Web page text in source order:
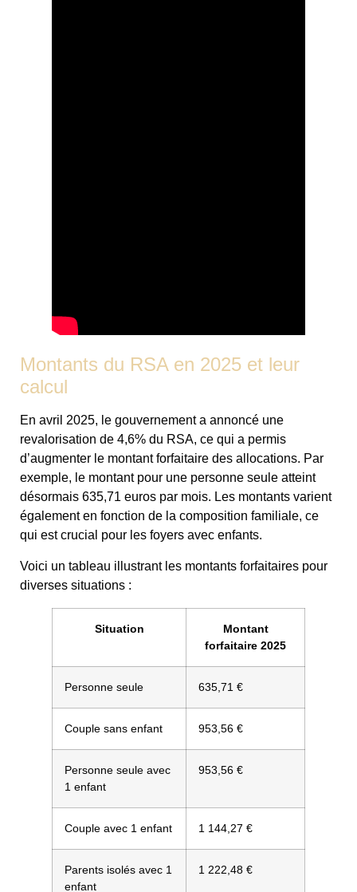
Montants du RSA en 2025 et leur
calcul
En avril 2025, le gouvernement a annoncé une
revalorisation de 4,6% du RSA, ce qui a permis
d’augmenter le montant forfaitaire des allocations. Par
exemple, le montant pour une personne seule atteint
désormais 635,71 euros par mois. Les montants varient
également en fonction de la composition familiale, ce
qui est crucial pour les foyers avec enfants.
Voici un tableau illustrant les montants forfaitaires pour
diverses situations :
Situation
Montant
forfaitaire 2025
Personne seule 635,71 €
Couple sans enfant 953,56 €
Personne seule avec
1 enfant
953,56 €
Couple avec 1 enfant 1 144,27 €
Parents isolés avec 1
enfant
1 222,48 €